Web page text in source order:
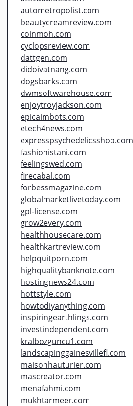
autometropolist.com
beautycreamreview.com
coinmoh.com
cyclopsreview.com
dattgen.com
didoivatnang.com
dogsbarks.com
dwmsoftwarehouse.com
enjoytroyjackson.com
epicaimbots.com
etech4news.com
expresspsychedelicsshop.com
fashionistani.com
feelingswed.com
firecabal.com
forbessmagazine.com
globalmarketlivetoday.com
gpl-license.com
grow2every.com
healthhousecare.com
healthkartreview.com
helpquitporn.com
highqualitybanknote.com
hostingnews24.com
hottstyle.com
howtodiyanything.com
inspiringearthlings.com
investindependent.com
kralbozguncu1.com
landscapinggainesvillefl.com
maisonhauturier.com
mascreator.com
menafahmi.com
mukhtarmeer.com